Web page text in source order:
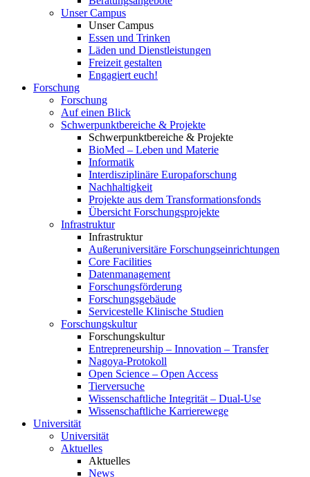
Unser Campus
Unser Campus
Essen und Trinken
Läden und Dienstleistungen
Freizeit gestalten
Engagiert euch!
Forschung
Forschung
Auf einen Blick
Schwerpunktbereiche & Projekte
Schwerpunktbereiche & Projekte
BioMed – Leben und Materie
Informatik
Interdisziplinäre Europaforschung
Nachhaltigkeit
Projekte aus dem Transformationsfonds
Übersicht Forschungsprojekte
Infrastruktur
Infrastruktur
Außeruniversitäre Forschungseinrichtungen
Core Facilities
Datenmanagement
Forschungsförderung
Forschungsgebäude
Servicestelle Klinische Studien
Forschungskultur
Forschungskultur
Entrepreneurship – Innovation – Transfer
Nagoya-Protokoll
Open Science – Open Access
Tierversuche
Wissenschaftliche Integrität – Dual-Use
Wissenschaftliche Karrierewege
Universität
Universität
Aktuelles
Aktuelles
News